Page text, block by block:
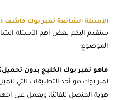
الأسئلة الشائعة نمبر بوك كاشف
سنقدم اليكم بعض أهم الأسئلة
الموضوع:
ماهو نمبر بوك الخليج بدون
نمبر بوك هو أحد التطبيقات التي
هوية المتصل تلقائيًا، ويعمل على